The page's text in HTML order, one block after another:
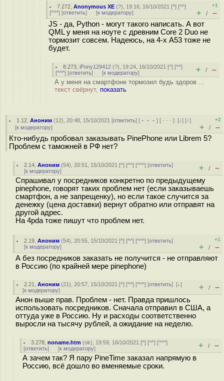
7.272 ,Anonymous XE (?), 19:16, 16/10/2021 [^] [^^]
[^^^] [ответить] [к модератору]
+1
+ / –
JS - да, Python - могут такого написать. А вот
QML у меня на ноуте с древним Core 2 Duo не
тормозит совсем. Надеюсь, на 4-х A53 тоже не
будет.
8.273 ,iPony129412 (?), 19:24, 16/10/2021 [^] [^^]
[^^^] [ответить] [к модератору] + / –
А у меня на смартфоне тормозил будь здоров ...
текст свёрнут, показать
1.12 ,Аноним (12), 20:48, 15/10/2021 [ответить] [ ﹢﹢﹢] [ · · ·][↓] [↑]
[к модератору]
+2
+ / –
Кто-нибудь пробовал заказывать PinePhone или Librem 5?
Проблем с таможней в РФ нет?
2.14 ,Аноним (54), 20:51, 15/10/2021 [^] [^^] [^^^] [ответить]
[к модератору] + / –
Спрашивал у посредников конкретно по предыдущему
pinephone, говорят таких проблем нет (если заказываешь
смартфон, а не запрещенку), но если такое случится за
денежку (цена доставки) вернут обратно или отправят на
другой адрес.
На 4pda тоже пишут что проблем нет.
2.19 ,Аноним (54), 20:55, 15/10/2021 [^] [^^] [^^^] [ответить]
[к модератору]
+1
+ / –
А без посредников заказать не получится - не отправляют
в Россию (по крайней мере pinephone)
2.21 ,Аноним (21), 20:57, 15/10/2021 [^] [^^] [^^^] [ответить][↓]
[к модератору] + / –
Анон выше прав. Проблем - нет. Правда пришлось
использовать посредников. Сначала отправил в США, а
оттуда уже в Россию. Ну и расходы соответственно
выросли на тысячу рублей, а ожидание на неделю.
3.278 ,noname.htm (ok), 19:59, 16/10/2021 [^] [^^] [^^^]
[ответить] [к модератору] + / –
А зачем так? Я пару PineTime заказал напрямую в
Россию, всё дошло во вменяемые сроки.